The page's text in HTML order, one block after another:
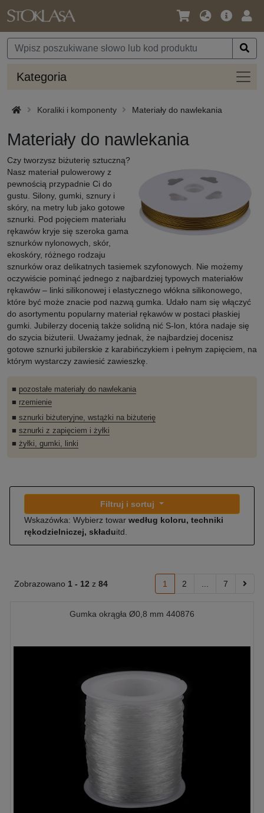
Język
Waluta
Oferta
Kategoria
Koraliki i komponenty Materiały do nawlekania
Materiały do nawlekania
Czy tworzysz biżuterię sztuczną?
Nasz materiał pulowerowy z
pewnością przypadnie Ci do
gustu. Silony, gumki, sznury i
skóry, na metry lub jako gotowe
sznurki. Pod pojęciem materiału
rękawów kryje się szeroka gama
sznurków nylonowych, skór,
ekoskóry, różnego rodzaju
sznurków oraz delikatnych tasiemek szyfonowych. Nie możemy
oczywiście pominąć jednego z najbardziej typowych materiałów
rękawów – linki silikonowej i elastycznego włókna silikonowego,
które być może znacie pod nazwą gumka. Udało nam się włączyć
do asortymentu popularny materiał rękawów w postaci płaskiej
gumki. Jubilerzy docenią także solidną nić S-lon, która nadaje się
do szycia biżuterii. Uważamy jednak, że najbardziej docenisz
gotowe sznurki jubilerskie z karabińczykiem i pełnym zapięciem, na
którym wystarczy zawiesić zawieszkę.
■ pozostałe materiały do nawlekania
■ rzemienie
■ sznurki biżuteryjne, wstążki na biżuterię
■ sznurki z zapięciem i żyłki
■ żyłki, gumki, linki
Filtruj i sortuj
Wskazówka: Wybierz towar według koloru, techniki
rękodzielniczej, składuitd.
Zobrazowano 1 - 12 z 84 1 2 7
Gumka okrągła Ø0,8 mm 440876